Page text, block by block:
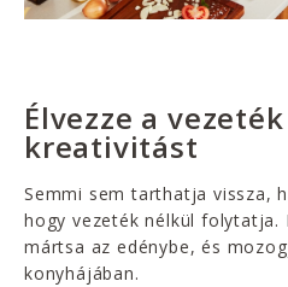
Élvezze a
kreativitást
Semmi sem tarthatja vissza,
hogy vezeték nélkül folytatja.
mártsa az edénybe, és
konyhájában.